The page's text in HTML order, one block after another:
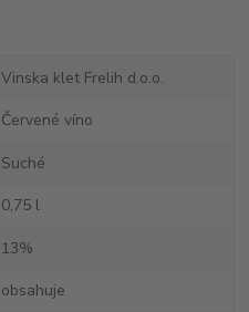
Vinska klet Frelih d.o.o.
Červené víno
Suché
0,75 l
13%
obsahuje